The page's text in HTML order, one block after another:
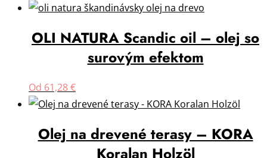
OLI NATURA Scandic oil – olej so
surovým efektom
Od 61,28€
Olej na drevené terasy – KORA
Koralan Holzöl